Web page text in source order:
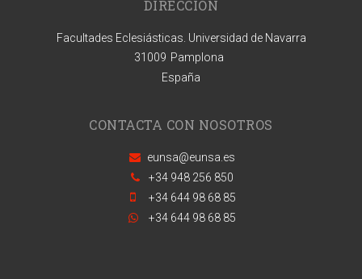
DIRECCIÓN
Facultades Eclesiásticas. Universidad de Navarra
31009 Pamplona
España
CONTACTA CON NOSOTROS
eunsa@eunsa.es
+34 948 256 850
+34 644 98 68 85
+34 644 98 68 85